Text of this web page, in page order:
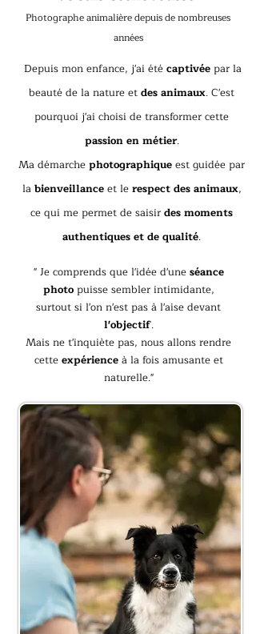
Photographe animalière depuis de nombreuses
années
Depuis mon enfance, j'ai étécaptivée par la
beauté de la nature etdes animaux. C'est
pourquoi j'ai choisi de transformer cette
passion en métier.
Ma démarchephotographiqueest guidée par
labienveillanceet lerespect des animaux,
ce qui me permet de saisirdes moments
authentiques et de qualité.
" Je comprends que l'idée d'uneséance
photopuisse sembler intimidante,
surtout si l'on n'est pas à l'aise devant
l'objectif.
Mais ne t'inquiète pas, nous allons rendre
cetteexpérienceà la fois amusante et
naturelle."